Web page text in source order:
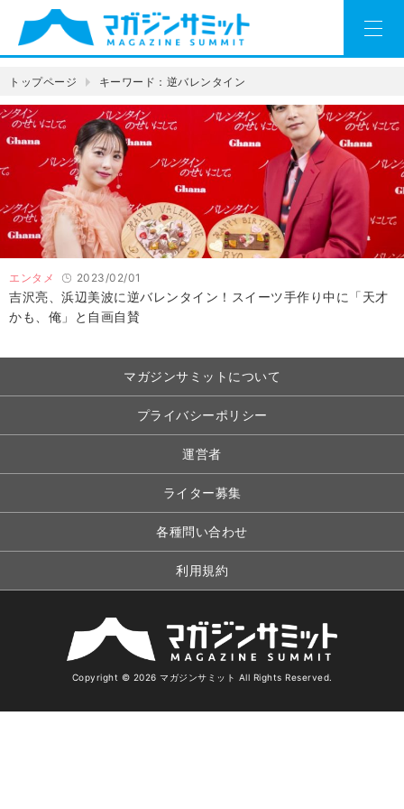
トップページ キーワード：逆バレンタイン
エンタメ 2023/02/01
吉沢亮、浜辺美波に逆バレンタイン！スイーツ手作り中に「天才
かも、俺」と自画自賛
マガジンサミットについて
プライバシーポリシー
運営者
ライター募集
各種問い合わせ
利用規約
Copyright © 2026 マガジンサミット All Rights Reserved.